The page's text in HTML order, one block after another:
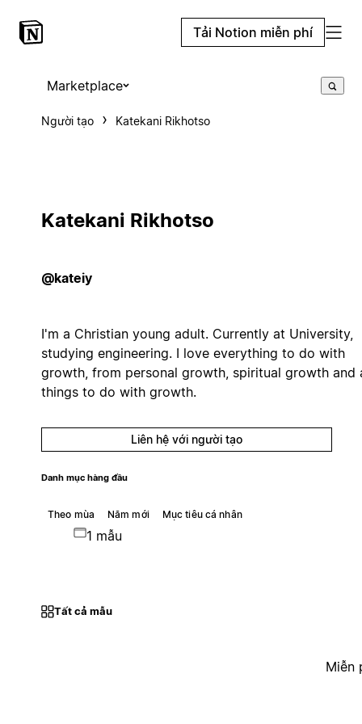
Tải Notion miễn phí
Marketplace
Người tạo Katekani Rikhotso
Katekani Rikhotso
@kateiy
I'm a Christian young adult. Currently at University,
studying engineering. I love everything to do with
growth, from personal growth, spiritual growth and
things to do with growth.
Liên hệ với người tạo
Danh mục hàng đầu
Theo mùa Năm mới Mục tiêu cá nhân
1 mẫu
Tất cả mẫu
Miễn